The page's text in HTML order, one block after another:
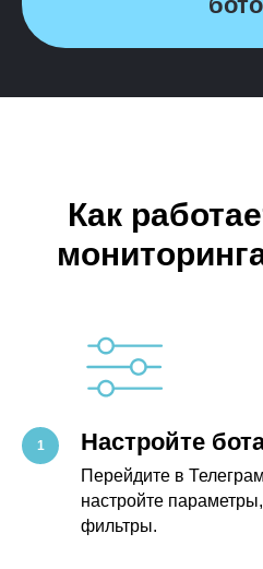
Как
Настройте
Перейдите в
настройте
фильтры.